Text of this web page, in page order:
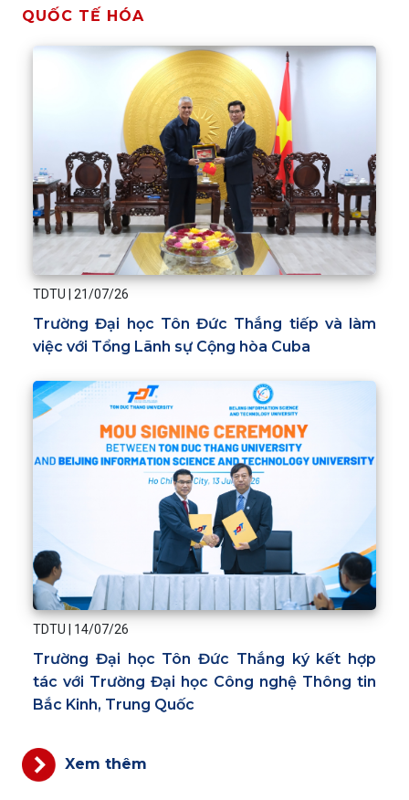
QUỐC TẾ HÓA
TDTU 21/07/26
Trường Đại học Tôn Đức Thắng tiếp và làm
việc với Tổng Lãnh sự Cộng hòa Cuba
TDTU 14/07/26
Trường Đại học Tôn Đức Thắng ký kết hợp
tác với Trường Đại học Công nghệ Thông tin
Bắc Kinh, Trung Quốc
Xem thêm